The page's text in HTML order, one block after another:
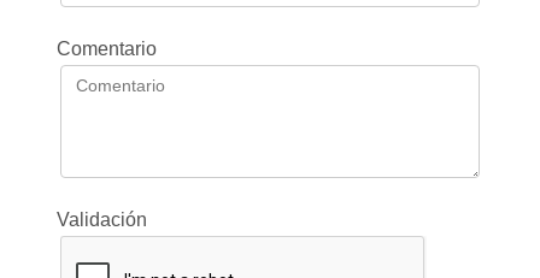
Comentario
Validación